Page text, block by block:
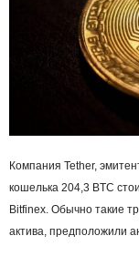
Компания Tether,
кошелька 204,3 BTC
Bitfinex. Обычно такие
актива, предположили